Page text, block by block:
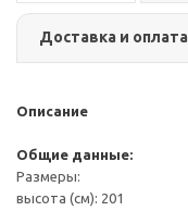
Доставка и оплата
Описание
Общие данные:
Размеры:
высота (см): 201